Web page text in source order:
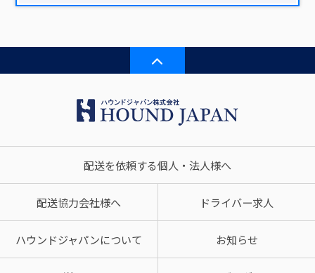
配送を依頼する個人・法人様へ
配送協力会社様へ ドライバー求人
ハウンドジャパンについて お知らせ